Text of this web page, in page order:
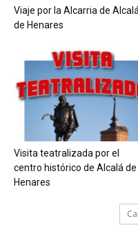
Viaje por la Alcarria de Alcalá
de Henares
Visita teatralizada por el
centro histórico de Alcalá de
Henares